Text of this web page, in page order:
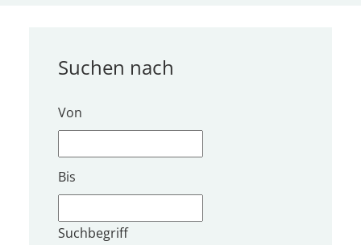
Von
Bis
Suchen nach
Suchbegriff